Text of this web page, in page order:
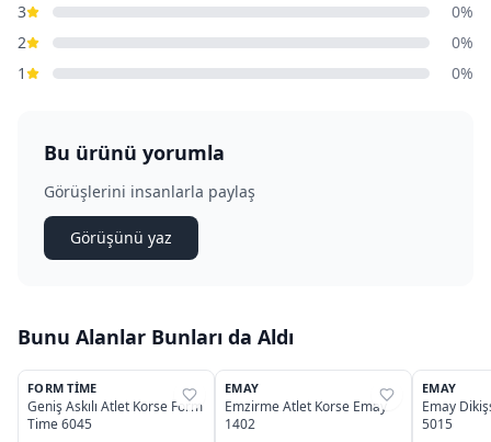
3
0%
2
0%
1
0%
Bu ürünü yorumla
Görüşlerini insanlarla paylaş
Görüşünü yaz
Bunu Alanlar Bunları da Aldı
%25
FORM TIME
Geniş Askılı Atlet Korse Form
Time 6045
%32
EMAY
Emzirme Atlet Korse Emay
1402
%32
EMAY
Emay
5015